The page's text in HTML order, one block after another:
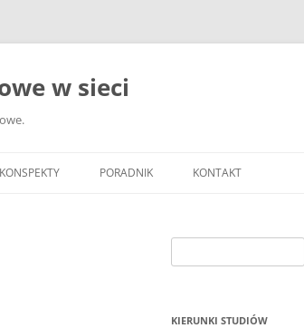
w sieci
KONSPEKTY PORADNIK
JAK ZBIERAĆ I OPRACOWYWAĆ
KONTAKT
KIERUNKI STUDIÓW